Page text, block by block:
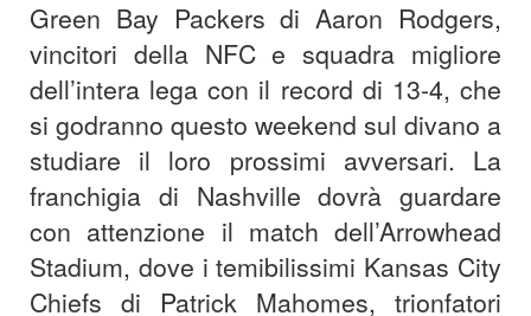
Green Bay Packers di Aaron Rodgers,
vincitori della NFC e squadra migliore
dell’intera lega con il record di 13-4, che
si godranno questo weekend sul divano a
studiare il loro prossimi avversari. La
franchigia di Nashville dovrà guardare
con attenzione il match dell’Arrowhead
Stadium, dove i temibilissimi Kansas City
Chiefs di Patrick Mahomes, trionfatori